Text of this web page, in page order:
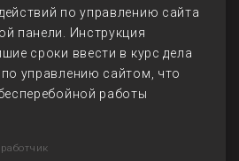
по управлению сайта
панели. Инструкция
сроки ввести в курс дела
управлению сайтом, что
работы